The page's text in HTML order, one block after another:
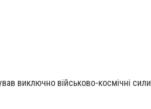
виключно військово-космічні